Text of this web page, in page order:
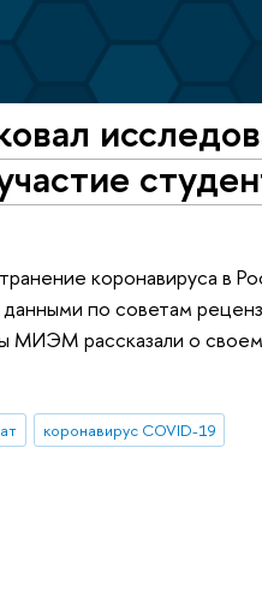
коронавируса в
по советам
МИЭМ рассказали о
коронавирус COVID-19